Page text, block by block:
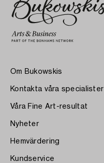
Om Bukowskis
Kontakta våra specialister
Våra Fine Art-resultat
Nyheter
Hemvärdering
Kundservice